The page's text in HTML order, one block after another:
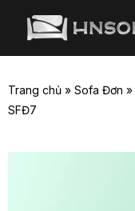
Trang chủ» Sofa Đơn »
SFĐ7